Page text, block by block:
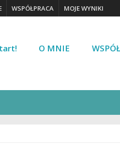
WSPÓŁPRACA MOJE WYNIKI
O MNIE